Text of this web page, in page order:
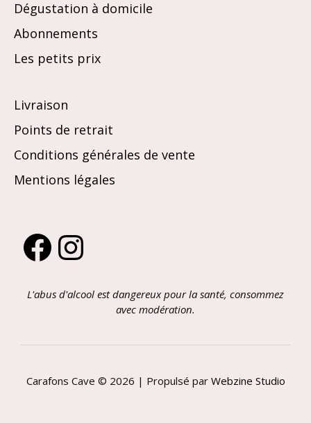
Dégustation à domicile
Abonnements
Les petits prix
Livraison
Points de retrait
Conditions générales de vente
Mentions légales
FacebookInstagram
L'abus d'alcool est dangereux pour la santé, consommez
avec modération.
Carafons Cave © 2026 | Propulsé par Webzine Studio